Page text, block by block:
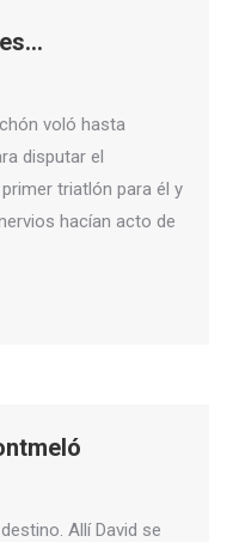
voló hasta
disputar el
triatlón para él y
hacían acto de
Allí David se